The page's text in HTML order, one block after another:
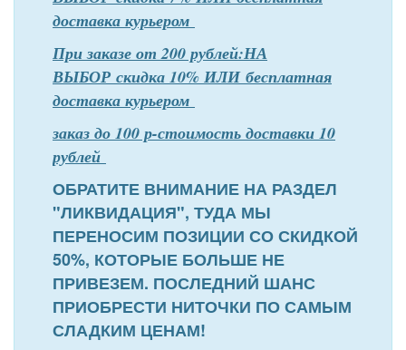
доставка курьером
При заказе от 200 рублей:НА
ВЫБОР скидка 10% ИЛИ бесплатная
доставка курьером
заказ до 100 р-стоимость доставки 10
рублей
ОБРАТИТЕ ВНИМАНИЕ НА РАЗДЕЛ
"ЛИКВИДАЦИЯ", ТУДА МЫ
ПЕРЕНОСИМ ПОЗИЦИИ СО СКИДКОЙ
50%, КОТОРЫЕ БОЛЬШЕ НЕ
ПРИВЕЗЕМ. ПОСЛЕДНИЙ ШАНС
ПРИОБРЕСТИ НИТОЧКИ ПО САМЫМ
СЛАДКИМ ЦЕНАМ!